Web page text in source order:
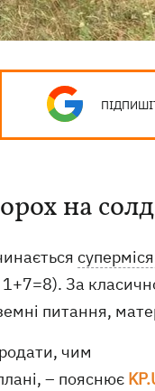
на
За
питання,
чим
– пояснює